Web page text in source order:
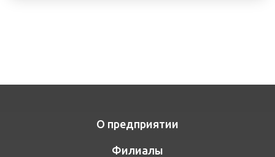
О предприятии
Филиалы